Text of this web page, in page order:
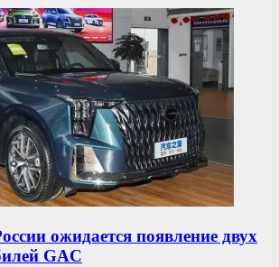
ожидается появление двух
GAC